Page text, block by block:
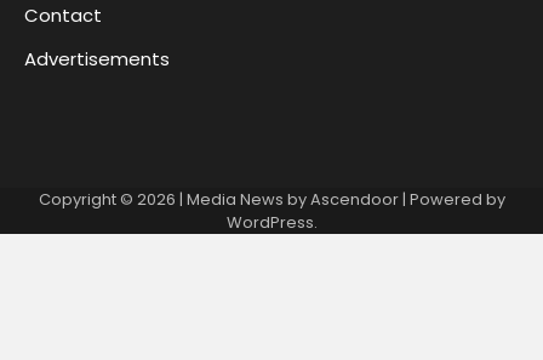
Contact
Advertisements
Copyright © 2026 | Media News byAscendoor| Powered by
WordPress.